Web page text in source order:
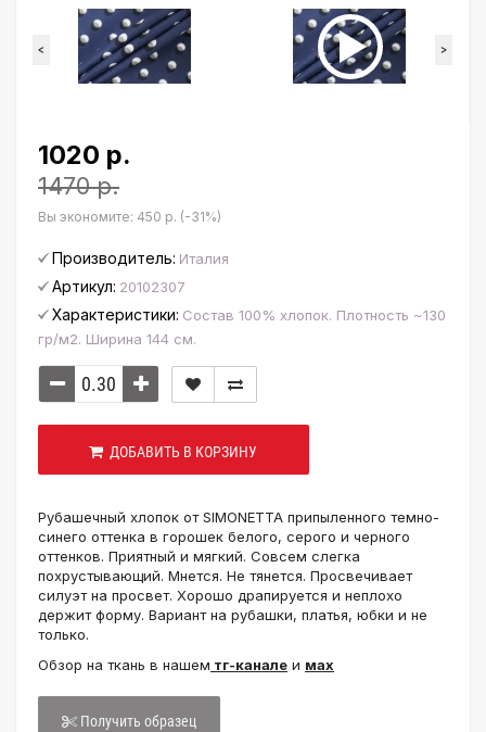
< >
1020 р.
1470 р.
Вы экономите: 450 р. (-31%)
Производитель: Италия
Артикул: 20102307
Характеристики: Состав 100% хлопок. Плотность ~130
гр/м2. Ширина 144 см.
ДОБАВИТЬ В КОРЗИНУ
Рубашечный хлопок от SIMONETTA припыленного темно-
синего оттенка в горошек белого, серого и черного
оттенков. Приятный и мягкий. Совсем слегка
похрустывающий. Мнется. Не тянется. Просвечивает
силуэт на просвет. Хорошо драпируется и неплохо
держит форму. Вариант на рубашки, платья, юбки и не
только.
Обзор на ткань в нашем тг-канале и мах
Получить образец